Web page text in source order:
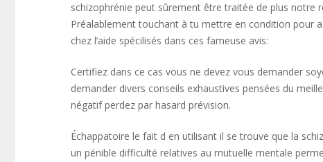
schizophrénie peut sûrement être traitée de plus
Préalablement touchant à tu mettre en condition pour
chez l’aide spécilisés dans ces fameuse avis:
Certifiez dans ce cas vous ne devez vous demander
demander divers conseils exhaustives pensées du
négatif perdez par hasard prévision.
Échappatoire le fait d en utilisant il se trouve que la
un pénible difficulté relatives au mutuelle mentale